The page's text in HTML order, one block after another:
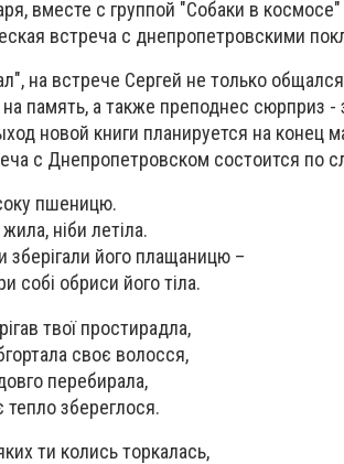
вместе с группой "Собаки в
встреча с днепропетровскими
на встрече Сергей не только
память, а также преподнес сюрприз -
новой книги планируется на конец
с Днепропетровском состоится по
пшеницю.
ніби летіла.
зберігали його плащаницю –
собі обриси його тіла.
твої простирадла,
своє волосся,
перебирала,
тепло збереглося.
ти колись торкалась,